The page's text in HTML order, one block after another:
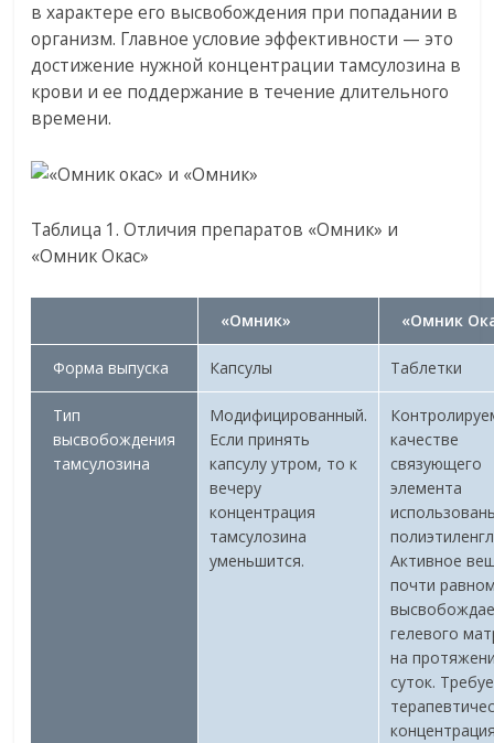
в характере его высвобождения при попадании в
организм. Главное условие эффективности — это
достижение нужной концентрации тамсулозина в
крови и ее поддержание в течение длительного
времени.
Таблица 1. Отличия препаратов «Омник» и
«Омник Окас»
«Омник» «Омник
Форма выпуска Капсулы Таблетки
Тип
высвобождения
тамсулозина
Модифицированный.
Если принять
капсулу утром, то к
вечеру
концентрация
тамсулозина
уменьшится.
качестве
связующего
элемента
Активное
почти
гелевого
на
суток.